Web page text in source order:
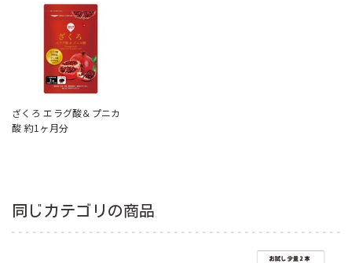
ざくろ エラグ酸＆プニカ
酸 約1ヶ月分
同じカテゴリの商品